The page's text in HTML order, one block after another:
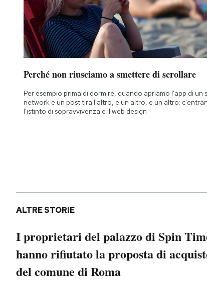
Perché non riusciamo a smettere di scrollare
Per esempio prima di dormire, quando apriamo l'app di un
network e un post tira l'altro, e un altro, e un altro:
l'istinto di sopravvivenza e il web design
ALTRE STORIE
I proprietari del palazzo di Spin
hanno rifiutato la proposta di
del comune di Roma